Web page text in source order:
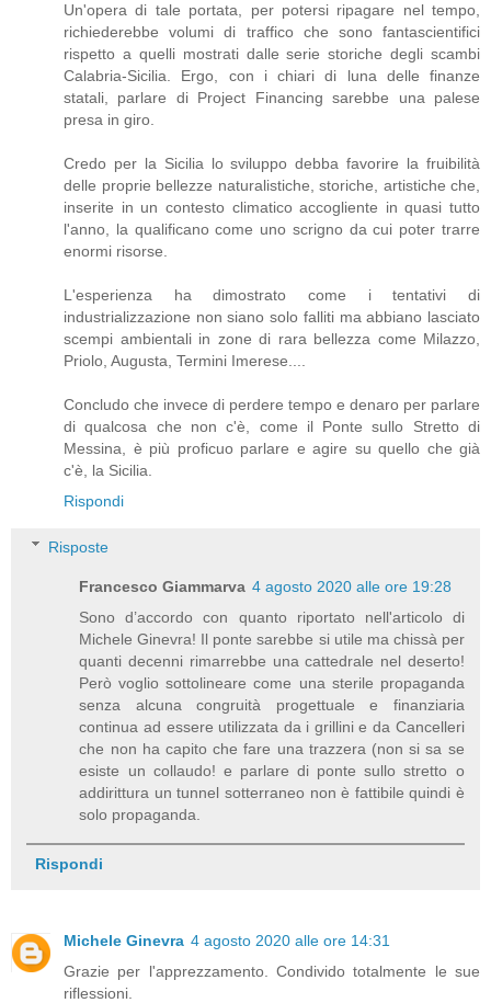
Un'opera di tale portata, per potersi ripagare nel tempo,
richiederebbe volumi di traffico che sono fantascientifici
rispetto a quelli mostrati dalle serie storiche degli scambi
Calabria-Sicilia. Ergo, con i chiari di luna delle finanze
statali, parlare di Project Financing sarebbe una palese
presa in giro.
Credo per la Sicilia lo sviluppo debba favorire la fruibilità
delle proprie bellezze naturalistiche, storiche, artistiche che,
inserite in un contesto climatico accogliente in quasi tutto
l'anno, la qualificano come uno scrigno da cui poter trarre
enormi risorse.
L'esperienza ha dimostrato come i tentativi di
industrializzazione non siano solo falliti ma abbiano lasciato
scempi ambientali in zone di rara bellezza come Milazzo,
Priolo, Augusta, Termini Imerese....
Concludo che invece di perdere tempo e denaro per parlare
di qualcosa che non c'è, come il Ponte sullo Stretto di
Messina, è più proficuo parlare e agire su quello che già
c'è, la Sicilia.
Rispondi
Risposte
Francesco Giammarva 4 agosto 2020 alle ore 19:28
Sono d’accordo con quanto riportato nell'articolo di
Michele Ginevra! Il ponte sarebbe si utile ma chissà per
quanti decenni rimarrebbe una cattedrale nel deserto!
Però voglio sottolineare come una sterile propaganda
senza alcuna congruità progettuale e finanziaria
continua ad essere utilizzata da i grillini e da Cancelleri
che non ha capito che fare una trazzera (non si sa se
esiste un collaudo! e parlare di ponte sullo stretto o
addirittura un tunnel sotterraneo non è fattibile quindi è
solo propaganda.
Rispondi
Michele Ginevra 4 agosto 2020 alle ore 14:31
Grazie per l'apprezzamento. Condivido totalmente le sue
riflessioni.